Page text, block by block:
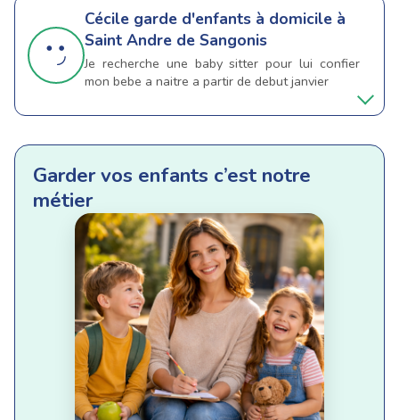
Cécile garde d'enfants à domicile à
Saint Andre de Sangonis
Je recherche une baby sitter pour lui confier
mon bebe a naitre a partir de debut janvier
Garder vos enfants c’est notre
métier